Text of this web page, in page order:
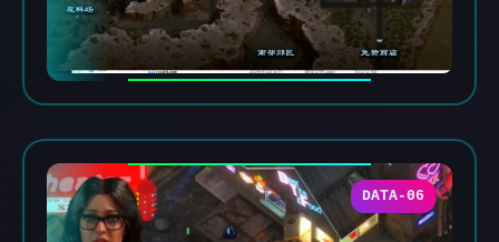
DATA-06